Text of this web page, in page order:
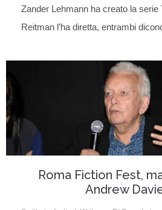
Zander Lehmann ha creato la
Reitman l’ha diretta, entrambi
Roma Fiction Fest,
Andrew